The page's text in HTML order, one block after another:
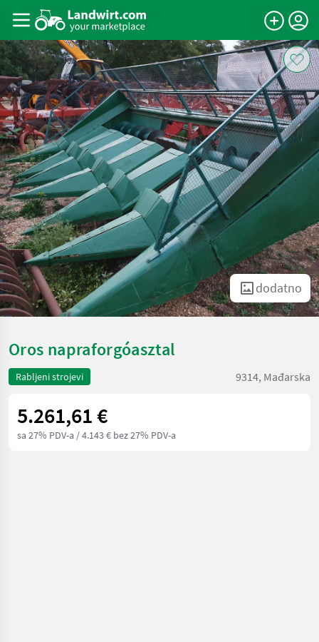
dodatno
Oros napraforgóasztal
Rabljeni strojevi 9314, Mađarska
5.261,61 €
sa 27% PDV-a / 4.143 € bez 27% PDV-a